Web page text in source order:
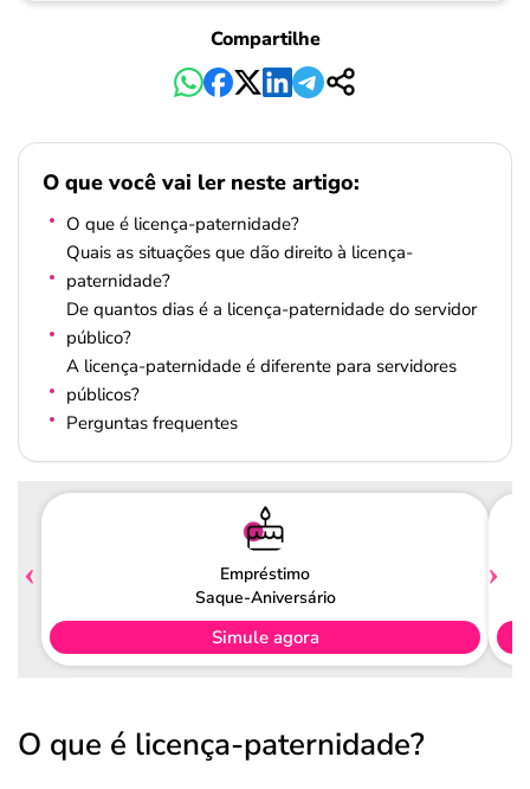
Compartilhe
O que você vai ler neste artigo:
O que é licença-paternidade?
Quais as situações que dão direito à licença-
paternidade?
De quantos dias é a licença-paternidade do servidor
público?
A licença-paternidade é diferente para servidores
públicos?
Perguntas frequentes
Empréstimo
Saque-Aniversário
Simule agora
O que é licença-paternidade?